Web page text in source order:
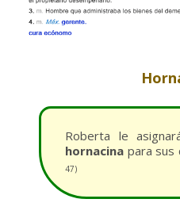
Roberta le
hornacinapara sus
47)